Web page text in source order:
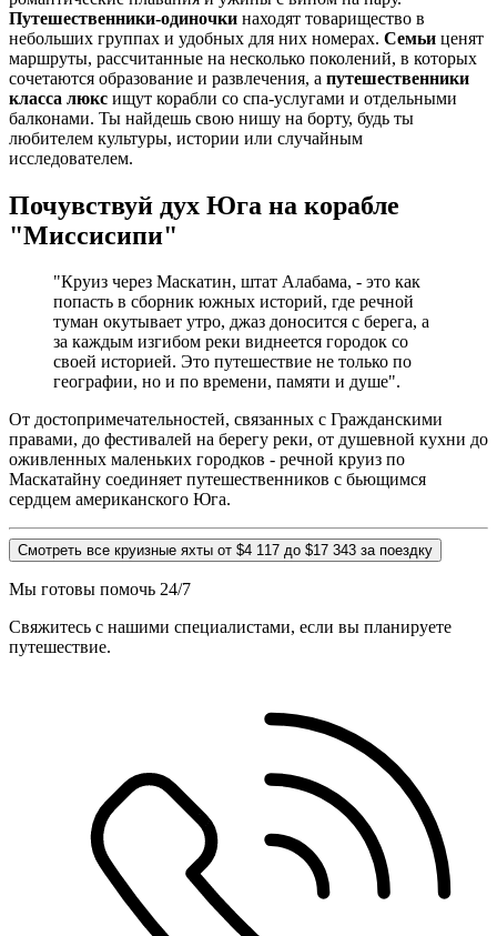
Путешественники-одиночки находят товарищество в
небольших группах и удобных для них номерах. Семьи ценят
маршруты, рассчитанные на несколько поколений, в которых
сочетаются образование и развлечения, а путешественники
класса люкс ищут корабли со спа-услугами и отдельными
балконами. Ты найдешь свою нишу на борту, будь ты
любителем культуры, истории или случайным
исследователем.
Почувствуй дух Юга на корабле
"Миссисипи"
"Круиз через Маскатин, штат Алабама, - это как
попасть в сборник южных историй, где речной
туман окутывает утро, джаз доносится с берега, а
за каждым изгибом реки виднеется городок со
своей историей. Это путешествие не только по
географии, но и по времени, памяти и душе".
От достопримечательностей, связанных с Гражданскими
правами, до фестивалей на берегу реки, от душевной кухни до
оживленных маленьких городков - речной круиз по
Маскатайну соединяет путешественников с бьющимся
сердцем американского Юга.
Смотреть все круизные яхты от $4 117 до $17 343 за поездку
Мы готовы помочь 24/7
Свяжитесь с нашими специалистами, если вы планируете
путешествие.